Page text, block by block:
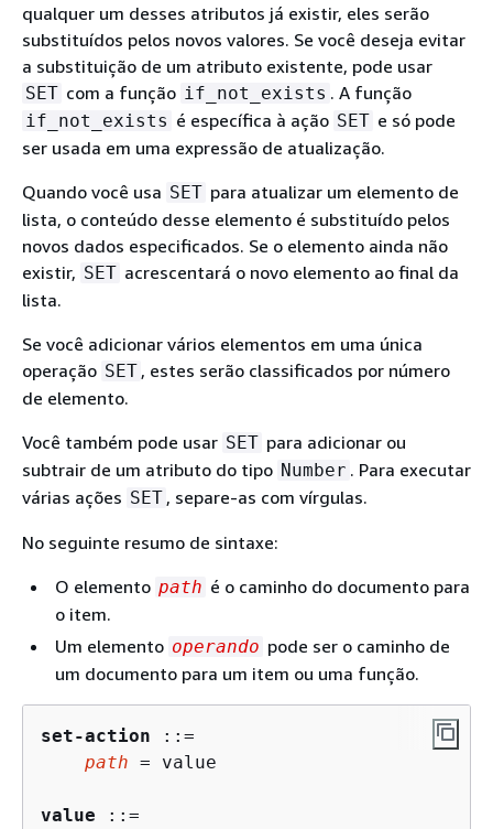
qualquer um desses atributos já existir, eles serão
substituídos pelos novos valores. Se você deseja evitar
a substituição de um atributo existente, pode usar
SET com a função if_not_exists . A função
if_not_exists é específica à ação SET e só pode
ser usada em uma expressão de atualização.
Quando você usa SET para atualizar um elemento de
lista, o conteúdo desse elemento é substituído pelos
novos dados especificados. Se o elemento ainda não
existir, SET acrescentará o novo elemento ao final da
lista.
Se você adicionar vários elementos em uma única
operação SET , estes serão classificados por número
de elemento.
Você também pode usar SET para adicionar ou
subtrair de um atributo do tipo Number . Para executar
várias ações SET , separe-as com vírgulas.
No seguinte resumo de sintaxe:
O elemento path é o caminho do documento para
o item.
Um elemento operando pode ser o caminho de
um documento para um item ou uma função.
set-action ::=
path = value
value ::=